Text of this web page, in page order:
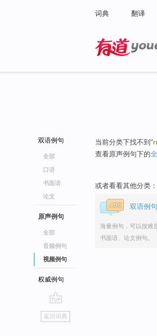
词典 翻译
双语例句
全部
口语
书面语
论文
原声例句
全部
音频例句
视频例句
权威例句
go
top
返回词典
当前分类下找不到"
查看原声例句下的
或者看看其他分类：
双语例句
海量例句，可以按难
书面语、论文例句。